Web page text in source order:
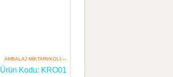
AMBALAJ MİKTARI/KOLİ:---
Ürün Kodu: KRO01